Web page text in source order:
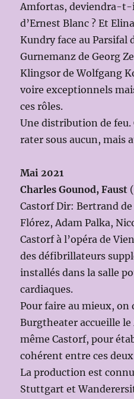
Amfortas, deviendra-t-
d’Ernest Blanc ? Et
Kundry face au Parsifal
Gurnemanz de Georg
Klingsor de Wolfgang
voire exceptionnels
ces rôles.
Une distribution de feu.
rater sous aucun, mais
Mai 2021
Charles Gounod, Faust
Castorf Dir: Bertrand de
Flórez, Adam Palka,
Castorf à l’opéra de
des défibrillateurs
installés dans la salle
cardiaques.
Pour faire au mieux, on
Burgtheater accueille le
même Castorf, pour
cohérent entre ces
La production est
Stuttgart et